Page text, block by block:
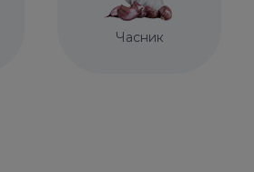
Часник